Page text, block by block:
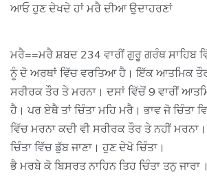
ਆਓ ਹੁਣ ਦੇਖਦੇ ਹਾਂ ਮਰੈ ਦੀਆ ਉਦਾਹਰਣਾਂ
ਮਰੈ==ਮਰੈ ਸ਼ਬਦ 234 ਵਾਰੀਂ ਗੁਰੂ ਗਰੰਥ
ਨੂੰ ਦੋ ਅਰਥਾਂ ਵਿੱਚ ਵਰਤਿਆ ਹੈ। ਇੱਕ ਆਤਮਿਕ
ਸਰੀਰਕ ਤੌਰ ਤੇ ਮਰਨਾ। ਦਸਾਂ ਵਿੱਚੋਂ 9 ਵਾਰੀਂ
ਹੈ। ਪਰ ਏਥੈ ਤਾਂ ਚਿੰਤਾ ਮਹਿ ਮਰੈ। ਭਾਵ ਜੋ ਚਿੰਤਾ
ਵਿੱਚ ਮਰਨਾ ਕਦੀ ਵੀ ਸਰੀਰਕ ਤੌਰ ਤੇ ਨਹੀਂ
ਚਿੰਤਾ ਵਿੱਚ ਡੁੱਬ ਜਾਣਾ। ਹੁਣ ਦੇਖੋ ਚਿੰਤਾ।
ਭੈ ਮਰਬੇ ਕੋ ਬਿਸਰਤ ਨਾਹਿਨ ਤਿਹ ਚਿੰਤਾ ਤਨੁ